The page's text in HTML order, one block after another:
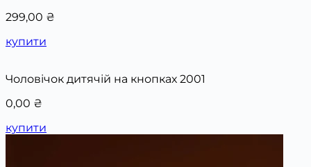
299,00 ₴
купити
Чоловічок дитячій на кнопках 2001
0,00 ₴
купити